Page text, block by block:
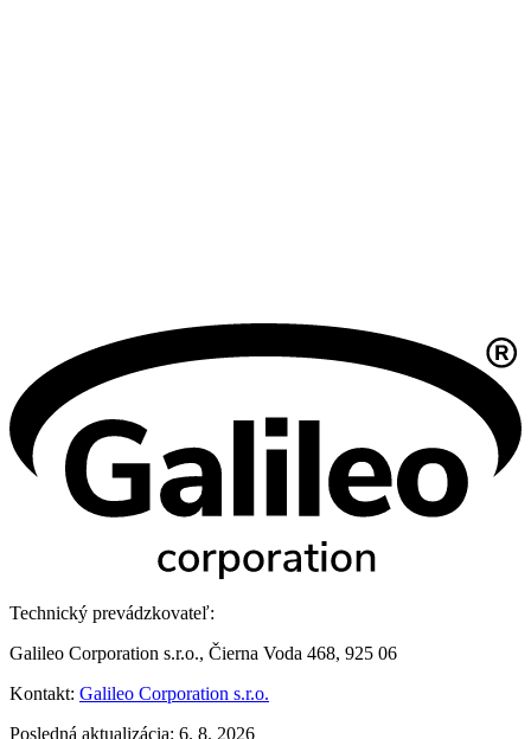
Technický prevádzkovateľ:
Galileo Corporation s.r.o., Čierna Voda 468, 925 06
Kontakt: Galileo Corporation s.r.o.
Posledná aktualizácia: 6. 8. 2026